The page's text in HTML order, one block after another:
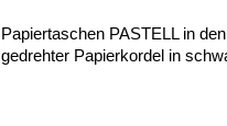
Papiertaschen PASTELL in
gedrehter Papierkordel in